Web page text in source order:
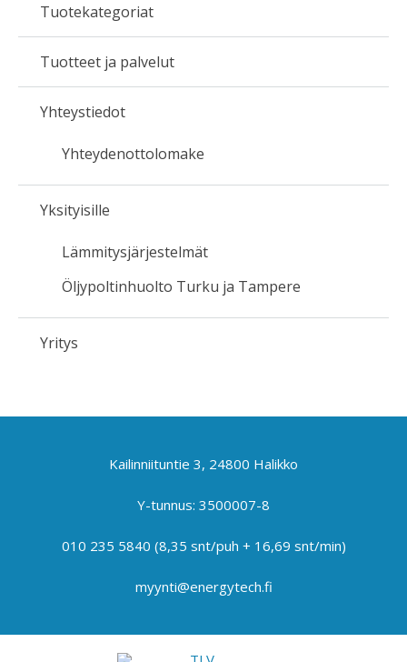
Tuotekategoriat
Tuotteet ja palvelut
Yhteystiedot
Yhteydenottolomake
Yksityisille
Lämmitysjärjestelmät
Öljypoltinhuolto Turku ja Tampere
Yritys
Kailinniituntie 3, 24800 Halikko
Y-tunnus: 3500007-8
010 235 5840 (8,35 snt/puh + 16,69 snt/min)
myynti@energytech.fi